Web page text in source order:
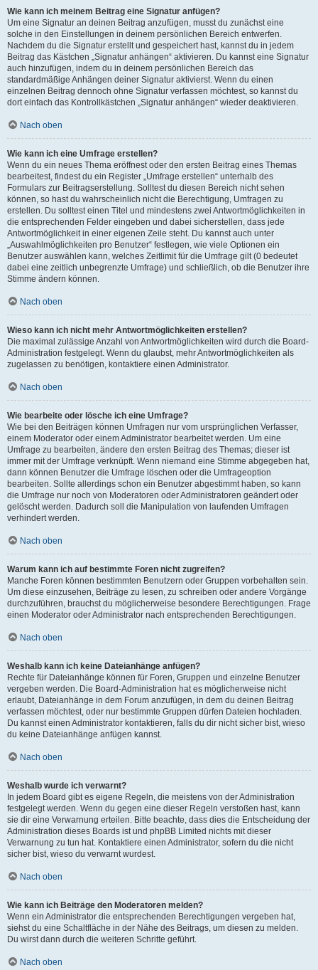
Wie kann ich meinem Beitrag eine Signatur anfügen?
Um eine Signatur an deinen Beitrag anzufügen, musst du zunächst eine
solche in den Einstellungen in deinem persönlichen Bereich entwerfen.
Nachdem du die Signatur erstellt und gespeichert hast, kannst du in jedem
Beitrag das Kästchen „Signatur anhängen“ aktivieren. Du kannst eine Signatur
auch hinzufügen, indem du in deinem persönlichen Bereich das
standardmäßige Anhängen deiner Signatur aktivierst. Wenn du einen
einzelnen Beitrag dennoch ohne Signatur verfassen möchtest, so kannst du
dort einfach das Kontrollkästchen „Signatur anhängen“ wieder deaktivieren.
Nach oben
Wie kann ich eine Umfrage erstellen?
Wenn du ein neues Thema eröffnest oder den ersten Beitrag eines Themas
bearbeitest, findest du ein Register „Umfrage erstellen“ unterhalb des
Formulars zur Beitragserstellung. Solltest du diesen Bereich nicht sehen
können, so hast du wahrscheinlich nicht die Berechtigung, Umfragen zu
erstellen. Du solltest einen Titel und mindestens zwei Antwortmöglichkeiten in
die entsprechenden Felder eingeben und dabei sicherstellen, dass jede
Antwortmöglichkeit in einer eigenen Zeile steht. Du kannst auch unter
„Auswahlmöglichkeiten pro Benutzer“ festlegen, wie viele Optionen ein
Benutzer auswählen kann, welches Zeitlimit für die Umfrage gilt (0 bedeutet
dabei eine zeitlich unbegrenzte Umfrage) und schließlich, ob die Benutzer ihre
Stimme ändern können.
Nach oben
Wieso kann ich nicht mehr Antwortmöglichkeiten erstellen?
Die maximal zulässige Anzahl von Antwortmöglichkeiten wird durch die Board-
Administration festgelegt. Wenn du glaubst, mehr Antwortmöglichkeiten als
zugelassen zu benötigen, kontaktiere einen Administrator.
Nach oben
Wie bearbeite oder lösche ich eine Umfrage?
Wie bei den Beiträgen können Umfragen nur vom ursprünglichen Verfasser,
einem Moderator oder einem Administrator bearbeitet werden. Um eine
Umfrage zu bearbeiten, ändere den ersten Beitrag des Themas; dieser ist
immer mit der Umfrage verknüpft. Wenn niemand eine Stimme abgegeben hat,
dann können Benutzer die Umfrage löschen oder die Umfrageoption
bearbeiten. Sollte allerdings schon ein Benutzer abgestimmt haben, so kann
die Umfrage nur noch von Moderatoren oder Administratoren geändert oder
gelöscht werden. Dadurch soll die Manipulation von laufenden Umfragen
verhindert werden.
Nach oben
Warum kann ich auf bestimmte Foren nicht zugreifen?
Manche Foren können bestimmten Benutzern oder Gruppen vorbehalten sein.
Um diese einzusehen, Beiträge zu lesen, zu schreiben oder andere Vorgänge
durchzuführen, brauchst du möglicherweise besondere Berechtigungen. Frage
einen Moderator oder Administrator nach entsprechenden Berechtigungen.
Nach oben
Weshalb kann ich keine Dateianhänge anfügen?
Rechte für Dateianhänge können für Foren, Gruppen und einzelne Benutzer
vergeben werden. Die Board-Administration hat es möglicherweise nicht
erlaubt, Dateianhänge in dem Forum anzufügen, in dem du deinen Beitrag
verfassen möchtest, oder nur bestimmte Gruppen dürfen Dateien hochladen.
Du kannst einen Administrator kontaktieren, falls du dir nicht sicher bist, wieso
du keine Dateianhänge anfügen kannst.
Nach oben
Weshalb wurde ich verwarnt?
In jedem Board gibt es eigene Regeln, die meistens von der Administration
festgelegt werden. Wenn du gegen eine dieser Regeln verstoßen hast, kann
sie dir eine Verwarnung erteilen. Bitte beachte, dass dies die Entscheidung der
Administration dieses Boards ist und phpBB Limited nichts mit dieser
Verwarnung zu tun hat. Kontaktiere einen Administrator, sofern du die nicht
sicher bist, wieso du verwarnt wurdest.
Nach oben
Wie kann ich Beiträge den Moderatoren melden?
Wenn ein Administrator die entsprechenden Berechtigungen vergeben hat,
siehst du eine Schaltfläche in der Nähe des Beitrags, um diesen zu melden.
Du wirst dann durch die weiteren Schritte geführt.
Nach oben